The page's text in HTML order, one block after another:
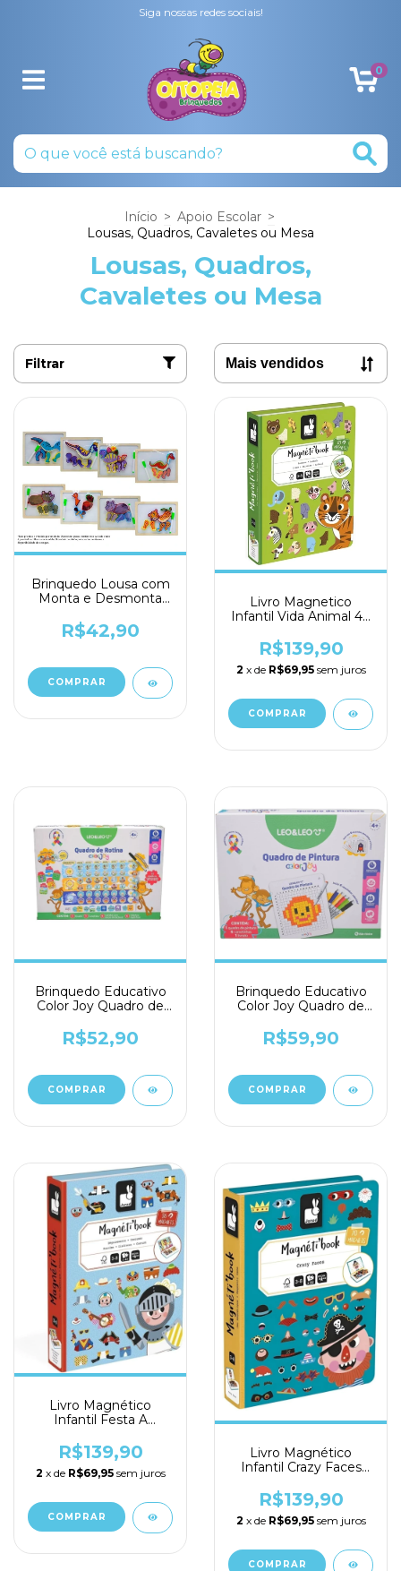
Siga nossas redes sociais!
0
Início > Apoio Escolar >
Lousas, Quadros, Cavaletes ou Mesa
Lousas, Quadros,
Cavaletes ou Mesa
Filtrar
Brinquedo Lousa com
Monta e Desmonta
R$42,90
Livro Magnetico
Infantil Vida Animal 40
Maped
R$139,90
2 x de R$69,95 sem juros
Brinquedo Educativo
Color Joy Quadro de
R$52,90
Brinquedo Educativo
Color Joy Quadro de
R$59,90
Livro Magnético
Infantil Festa A
Maped
R$139,90
2 x de R$69,95 sem juros
Livro Magnético
Infantil Crazy Faces
Maped
R$139,90
2 x de R$69,95 sem juros